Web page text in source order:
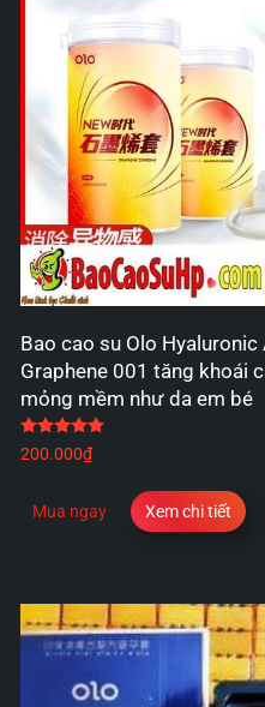
Bao cao su Olo Hyaluronic
Graphene 001 tăng khoái
mỏng mềm như da em bé
200.000₫
Mua ngay Xem chi tiết